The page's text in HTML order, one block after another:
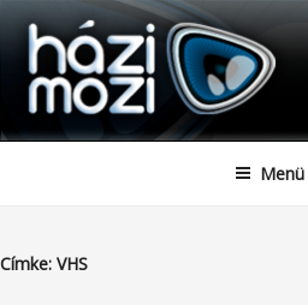
Tartalomhoz
HAZIMOZI
Menü
Címke: VHS